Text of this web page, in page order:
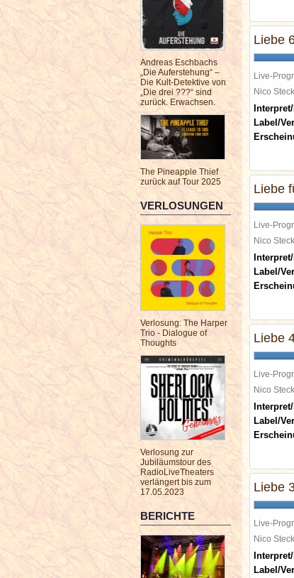
Andreas Eschbachs
„Die Auferstehung“ –
Die Kult-Detektive von
„Die drei ???“ sind
zurück. Erwachsen.
The Pineapple Thief
zurück auf Tour 2025
VERLOSUNGEN
Verlosung: The Harper
Trio - Dialogue of
Thoughts
Verlosung zur
Jubiläumstour des
RadioLiveTheaters
verlängert bis zum
17.05.2023
BERICHTE
Liebe
Live-
Nico
Label/
Liebe
Live-
Nico
Label/
Liebe
Live-
Nico
Label/
Liebe
Live-
Nico
Label/